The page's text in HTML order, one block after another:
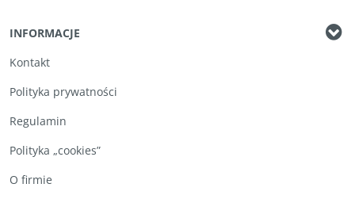
INFORMACJE
Kontakt
Polityka prywatności
Regulamin
Polityka „cookies”
O firmie